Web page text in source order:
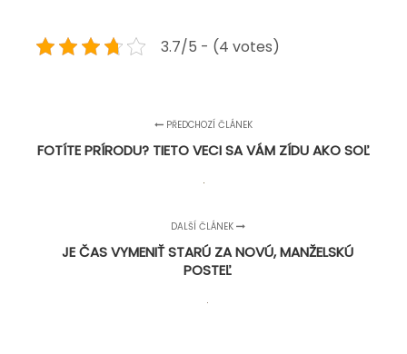
3.7/5 - (4 votes)
PŘEDCHOZÍ ČLÁNEK
FOTÍTE PRÍRODU? TIETO VECI SA VÁM ZÍDU AKO SOĽ
DALŠÍ ČLÁNEK
JE ČAS VYMENIŤ STARÚ ZA NOVÚ, MANŽELSKÚ
POSTEĽ